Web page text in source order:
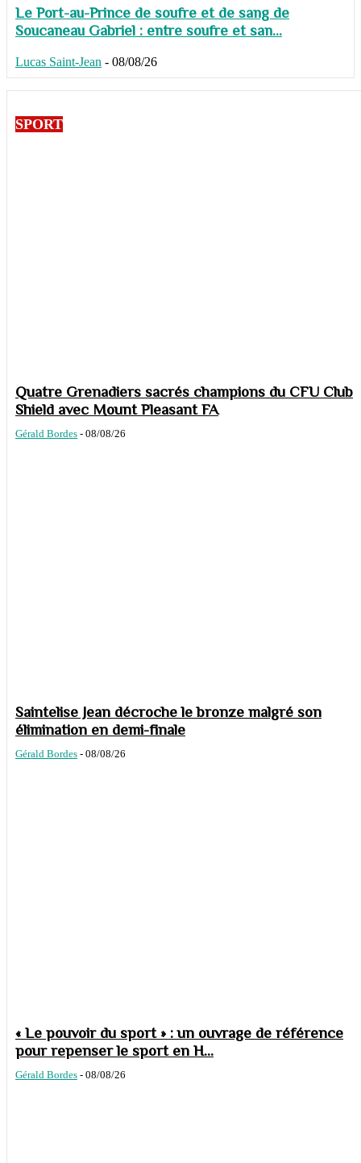
Le Port-au-Prince de soufre et de sang de
Soucaneau Gabriel : entre soufre et san...
Lucas Saint-Jean - 08/08/26
SPORT
Quatre Grenadiers sacrés champions du CFU Club
Shield avec Mount Pleasant FA
Gérald Bordes - 08/08/26
Saintelise Jean décroche le bronze malgré son
élimination en demi-finale
Gérald Bordes - 08/08/26
« Le pouvoir du sport » : un ouvrage de référence
pour repenser le sport en H...
Gérald Bordes - 08/08/26